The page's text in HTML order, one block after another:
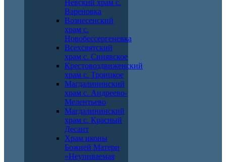
Невский храм с.
Вареновка
Вознесенский
храм с.
Новобессергеневка
Всехсвятский
храм с. Синявское
Крестовоздвиженский
храм с. Троицкое
Магдалининский
храм с. Андреево-
Мелентьево
Магдалининский
храм с. Красный
Десант
Храм иконы
Божией Матери
«Неупиваемая